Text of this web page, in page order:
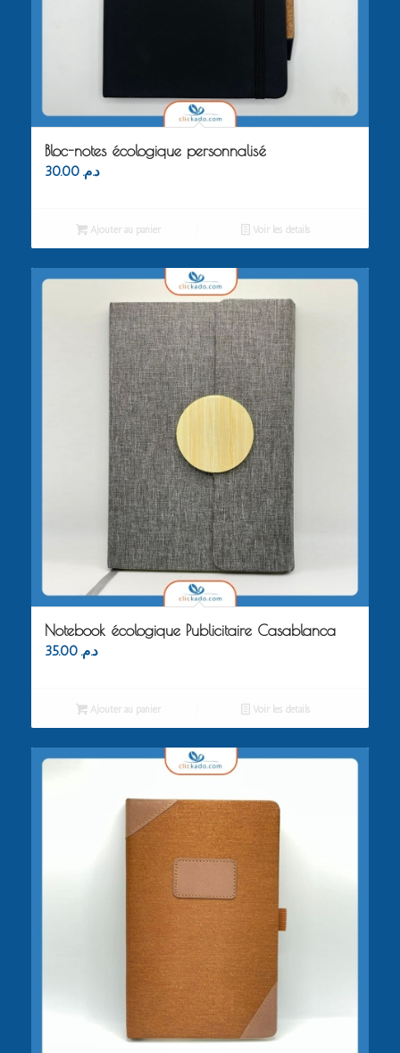
Bloc-notes écologique personnalisé
د.م. 30.00
Ajouter au panier Voir les détails
Notebook écologique Publicitaire Casablanca
د.م. 35.00
Ajouter au panier Voir les détails